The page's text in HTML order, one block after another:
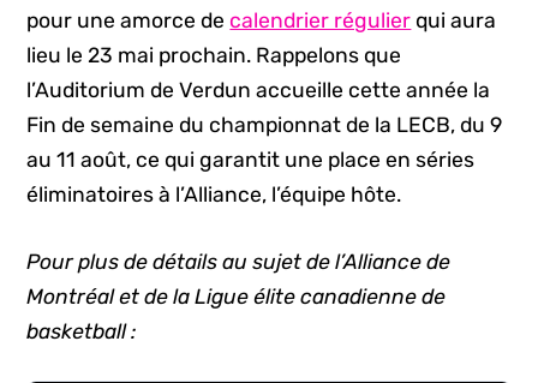
pour une amorce decalendrier régulier qui aura
lieu le 23 mai prochain. Rappelons que
l’Auditorium de Verdun accueille cette année la
Fin de semaine du championnat de la LECB, du 9
au 11 août, ce qui garantit une place en séries
éliminatoires à l’Alliance, l’équipe hôte.
Pour plus de détails au sujet de l’Alliance de
Montréal et de la Ligue élite canadienne de
basketball :